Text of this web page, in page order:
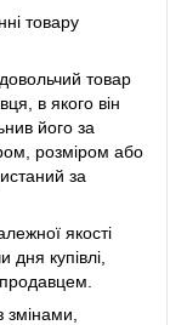
товару
товар
в якого він
його за
розміром або
за
якості
купівлі,
змінами,